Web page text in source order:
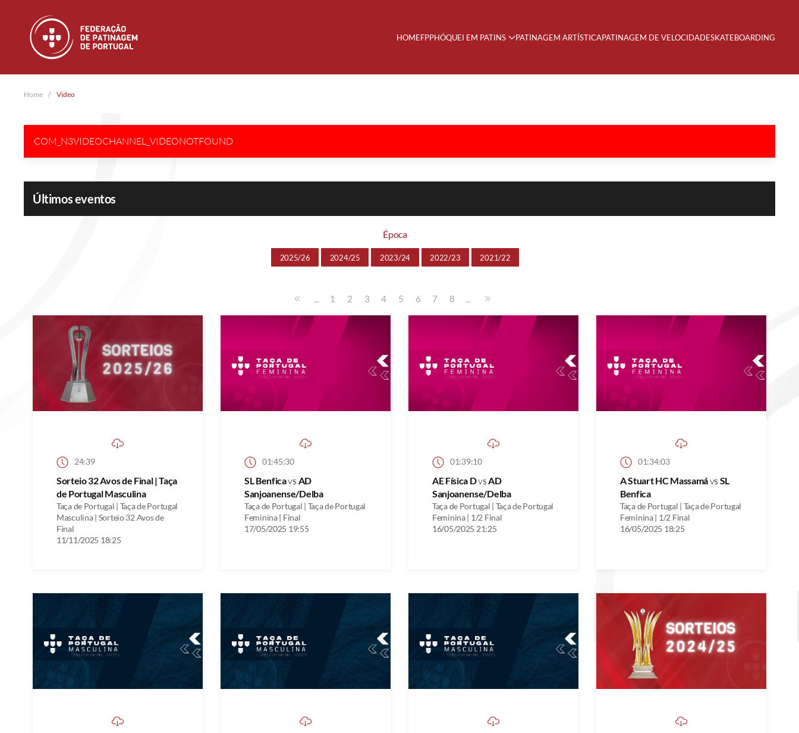
Skip to main content HOMEFPPHÓQUEI EM PATINS PATINAGEM ARTÍSTICAPATINAGEM DE VELOCIDADESKATEBOARDING
Home Video
COM_N3VIDEOCHANNEL_VIDEONOTFOUND
Últimos eventos
Época
2025/26 2024/25 2023/24 2022/23 2021/22
... 1 2 3 4 5 6 7 8 ...
24:39
Sorteio 32 Avos de Final | Taça
de Portugal Masculina
Taça de Portugal | Taça de Portugal
Masculina | Sorteio 32 Avos de
Final
11/11/2025 18:25
01:45:30
SL Benficavs AD
Sanjoanense/Delba
Taça de Portugal | Taça de Portugal
Feminina | Final
17/05/2025 19:55
01:39:10
AE Física DvsAD
Sanjoanense/Delba
Taça de Portugal | Taça de Portugal
Feminina | 1/2 Final
16/05/2025 21:25
01:34:03
A Stuart HC Massamávs SL
Benfica
Taça de Portugal | Taça de Portugal
Feminina | 1/2 Final
16/05/2025 18:25